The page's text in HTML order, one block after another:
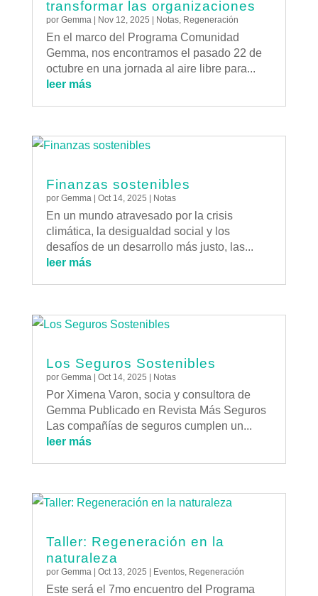
transformar las organizaciones
por Gemma| Nov 12, 2025 Notas, Regeneración
En el marco del Programa Comunidad
Gemma, nos encontramos el pasado 22 de
octubre en una jornada al aire libre para...
leer más
Finanzas sostenibles
por Gemma| Oct 14, 2025 Notas
En un mundo atravesado por la crisis
climática, la desigualdad social y los
desafíos de un desarrollo más justo, las...
leer más
Los Seguros Sostenibles
por Gemma | Oct 14, 2025 | Notas
Por Ximena Varon, socia y consultora de
Gemma Publicado en Revista Más Seguros
Las compañías de seguros cumplen un...
leer más
Taller: Regeneración en la
naturaleza
por Gemma| Oct 13, 2025 | Eventos, Regeneración
Este será el 7mo encuentro del Programa